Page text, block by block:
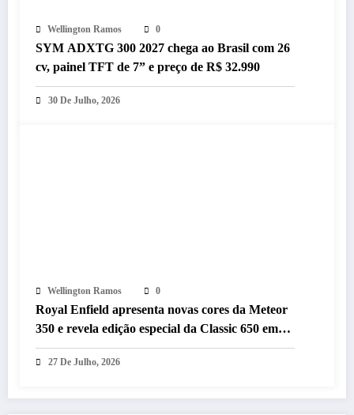
Wellington Ramos 0
SYM ADXTG 300 2027 chega ao Brasil com 26
cv, painel TFT de 7” e preço de R$ 32.990
30 De Julho, 2026
Wellington Ramos 0
Royal Enfield apresenta novas cores da Meteor
350 e revela edição especial da Classic 650 em
Brasília
27 De Julho, 2026